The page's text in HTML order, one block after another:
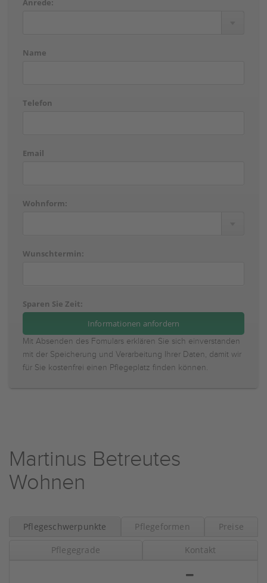
Anrede:
Name
Telefon
Email
Wohnform:
Wunschtermin:
Sparen Sie Zeit:
Mit Absenden des Fomulars erklären Sie sich einverstanden
mit der Speicherung und Verarbeitung Ihrer Daten, damit wir
für Sie kostenfrei einen Pflegeplatz finden können.
Martinus Betreutes
Wohnen
Pflegeschwerpunkte Pflegeformen Preise
Pflegegrade Kontakt